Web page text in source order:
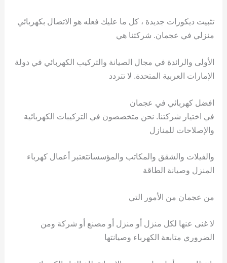
تثبيت ديكورات جديدة ، كل ما عليك فعله هو الاتصال بكهربائي
منزلي في عجمان. شركتنا هي
الأولى والرائدة في مجال الصيانة والتركيب الكهربائي في دولة
الإمارات العربية المتحدة. لا تتردد
افضل كهربائي في عجمان
في اختيار شركتنا. نحن متخصصون في التركيبات الكهربائية
والإصلاحات للمنازل
والفيلات والشقق والمكاتب والمؤسساتتعتبر أعمال كهرباء
المنزل وصيانة الطاقة
من عجمان من الأمور التي
لا غنى عنها لكل منزل أو منزل أو مصنع أو شركة ومن
الضروري متابعة الكهرباء وصيانتها